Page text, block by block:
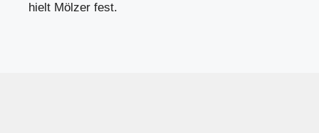
hielt Mölzer fest.